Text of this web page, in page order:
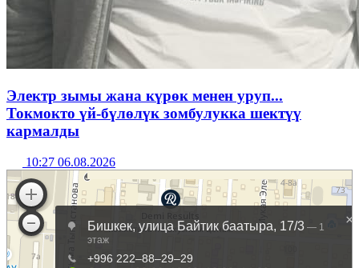
Электр зымы жана күрөк менен уруп...
Токмокто үй-бүлөлүк зомбулукка шектүү
кармалды
10:27 06.08.2026